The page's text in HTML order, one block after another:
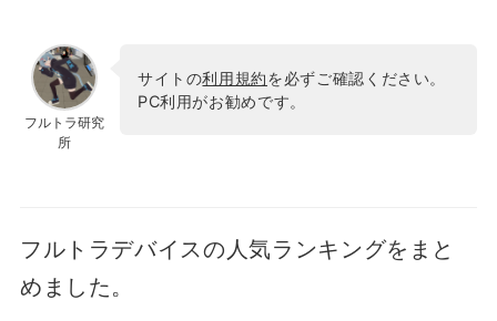
フルトラ研究
所
サイトの利用規約を必ずご確認ください。
PC利用がお勧めです。
フルトラデバイスの人気ランキングをまと
めました。